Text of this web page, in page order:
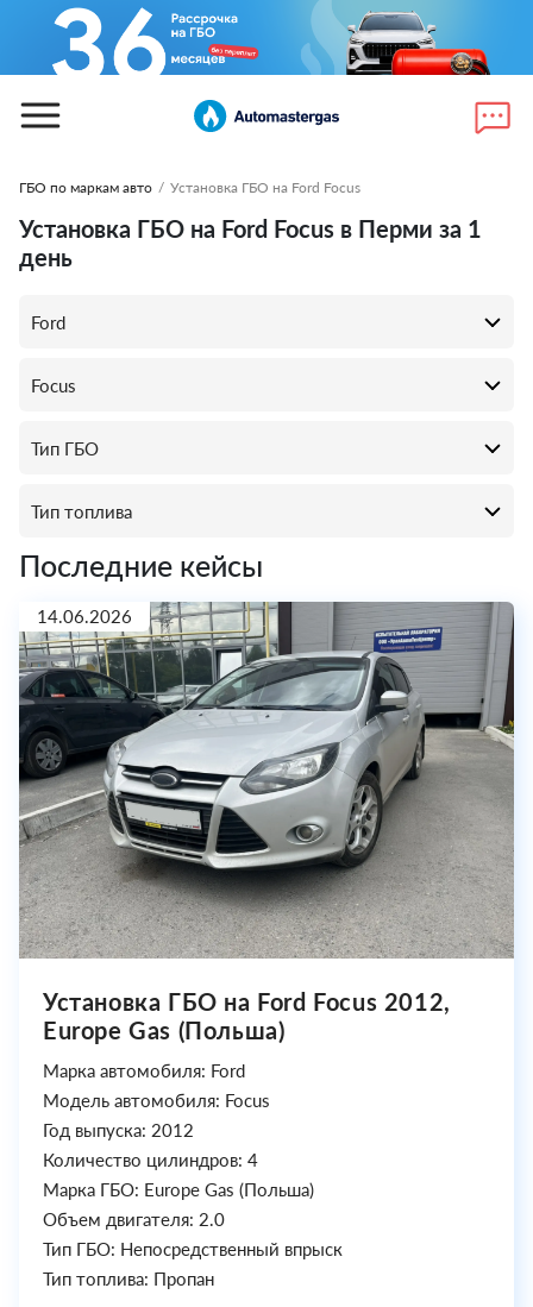
ГБО по маркам авто / Установка ГБО на Ford Focus
Установка ГБО на Ford Focus в Перми за 1
день
Последние кейсы
14.06.2026
Установка ГБО на Ford Focus 2012,
Europe Gas (Польша)
Марка автомобиля: Ford
Модель автомобиля: Focus
Год выпуска: 2012
Количество цилиндров: 4
Марка ГБО: Europe Gas (Польша)
Объем двигателя: 2.0
Тип ГБО: Непосредственный впрыск
Тип топлива: Пропан